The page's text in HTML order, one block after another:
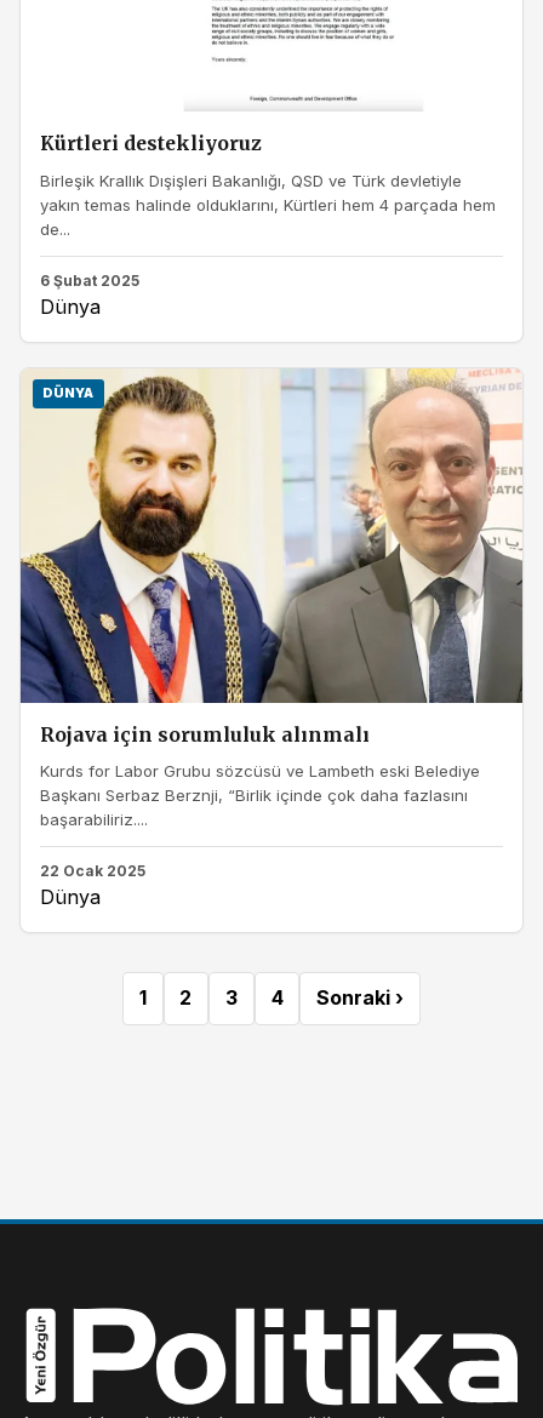
Kürtleri destekliyoruz
Birleşik Krallık Dışişleri Bakanlığı, QSD ve Türk devletiyle
yakın temas halinde olduklarını, Kürtleri hem 4 parçada hem
de...
6 Şubat 2025
Dünya
DÜNYA
Rojava için sorumluluk alınmalı
Kurds for Labor Grubu sözcüsü ve Lambeth eski Belediye
Başkanı Serbaz Berznji, “Birlik içinde çok daha fazlasını
başarabiliriz....
22 Ocak 2025
Dünya
1 2 3 4 Sonraki ›